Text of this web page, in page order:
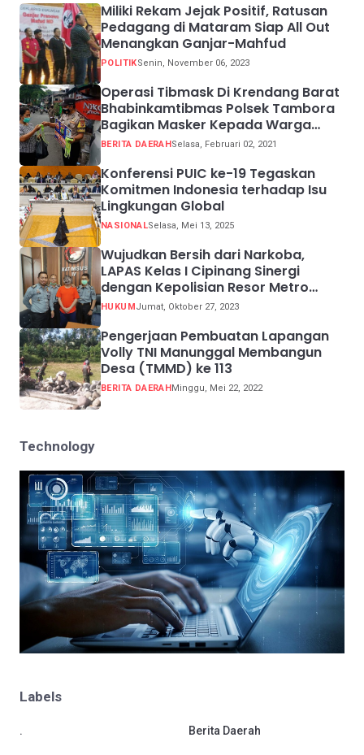
Miliki Rekam Jejak Positif, Ratusan
Pedagang di Mataram Siap All Out
Menangkan Ganjar-Mahfud
POLITIKSenin, November 06, 2023
Operasi Tibmask Di Krendang Barat
Bhabinkamtibmas Polsek Tambora
Bagikan Masker Kepada Warga
Pelanggar Prokes
BERITA DAERAHSelasa, Februari 02, 2021
Konferensi PUIC ke-19 Tegaskan
Komitmen Indonesia terhadap Isu
Lingkungan Global
NASIONALSelasa, Mei 13, 2025
Wujudkan Bersih dari Narkoba,
LAPAS Kelas I Cipinang Sinergi
dengan Kepolisian Resor Metro
Jakarta Barat
HUKUMJumat, Oktober 27, 2023
Pengerjaan Pembuatan Lapangan
Volly TNI Manunggal Membangun
Desa (TMMD) ke 113
BERITA DAERAHMinggu, Mei 22, 2022
Technology
Labels
. Berita Daerah